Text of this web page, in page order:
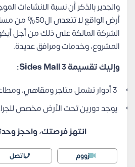
والجدير بالذكر أن نسبة الانشاءات
أرض الواقع لا
الشركة المالكة على ذلك من أجل
المشروع، وخدمات ومرافق عديدة.
وإليك تقسيمة 3 Sides Mall:
3 أدوار تشمل متاجر ومقاهي، ومطاعم، وكافيهات.
يوجد دورين تحت الأرض مخصص
انتهز فرصتك، واحجز
زووم اتصل